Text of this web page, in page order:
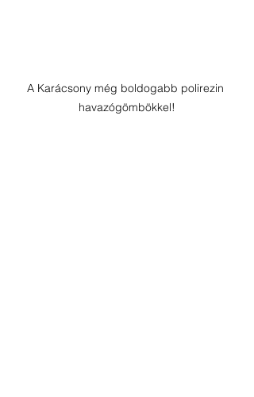
A Karácsony még boldogabb polirezin
havazógömbökkel!